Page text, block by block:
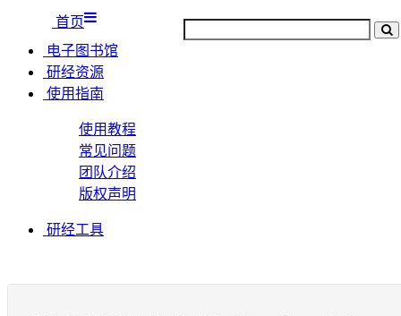
首页
电子图书馆
研经资源
使用指南
使用教程
常见问题
团队介绍
版权声明
研经工具